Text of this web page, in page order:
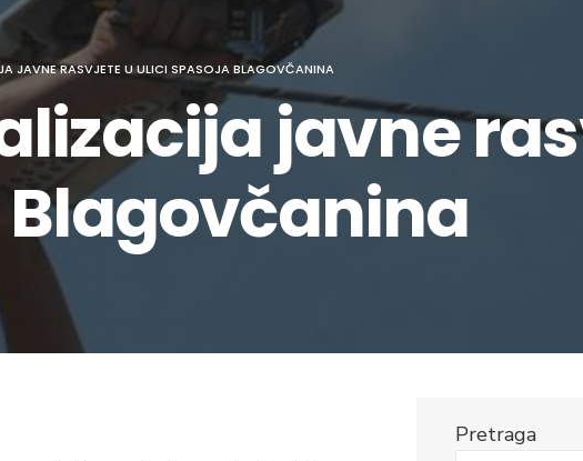
JAVNE RASVJETE U ULICI SPASOJA BLAGOVČANINA
javne
Pretraga